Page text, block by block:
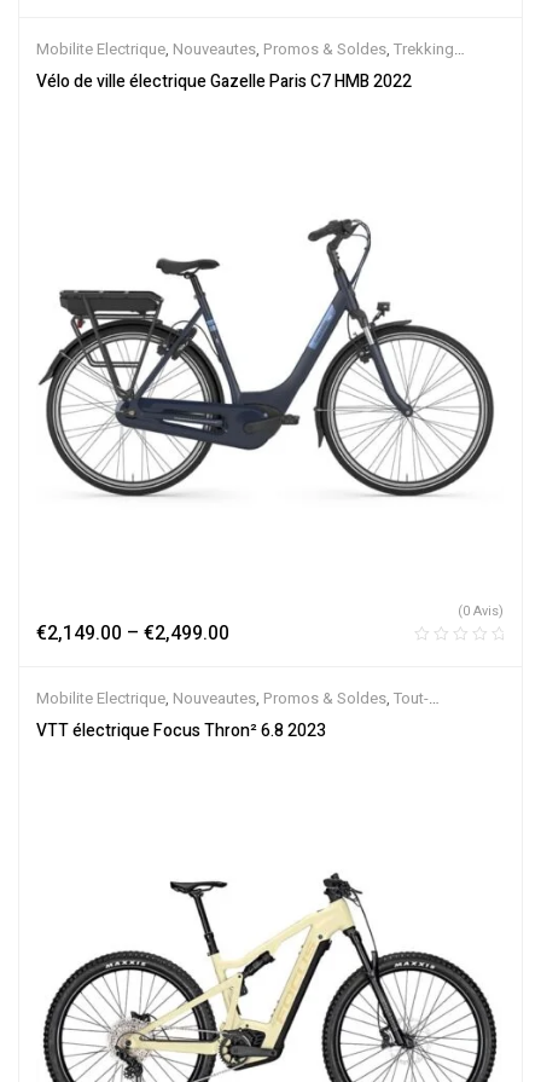
Mobilite Electrique, Nouveautes, Promos & Soldes, Trekking
électrique,Vélo électrique ville,Velos Electriques,VTC Electrique
Vélo de ville électrique Gazelle Paris C7 HMB 2022
€2,149.00 – €2,499.00
(0 Avis)
Mobilite Electrique, Nouveautes, Promos & Soldes, Tout-
Suspendus,Vélo électrique ville,Velos Electriques
VTT électrique Focus Thron² 6.8 2023